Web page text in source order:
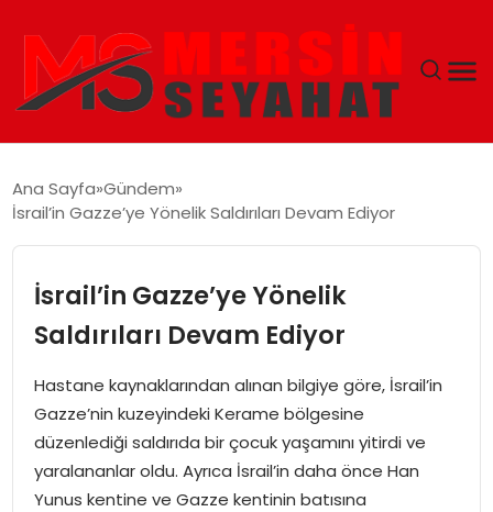
EĞITIM
TEKNOLOJI
GÜNCEL
Ana Sayfa Gündem
İsrail’in Gazze’ye Yönelik Saldırıları Devam Ediyor
İsrail’in Gazze’ye Yönelik
Saldırıları Devam Ediyor
Hastane kaynaklarından alınan bilgiye göre, İsrail’in
Gazze’nin kuzeyindeki Kerame bölgesine
düzenlediği saldırıda bir çocuk yaşamını yitirdi ve
yaralananlar oldu. Ayrıca İsrail’in daha önce Han
Yunus kentine ve Gazze kentinin batısına